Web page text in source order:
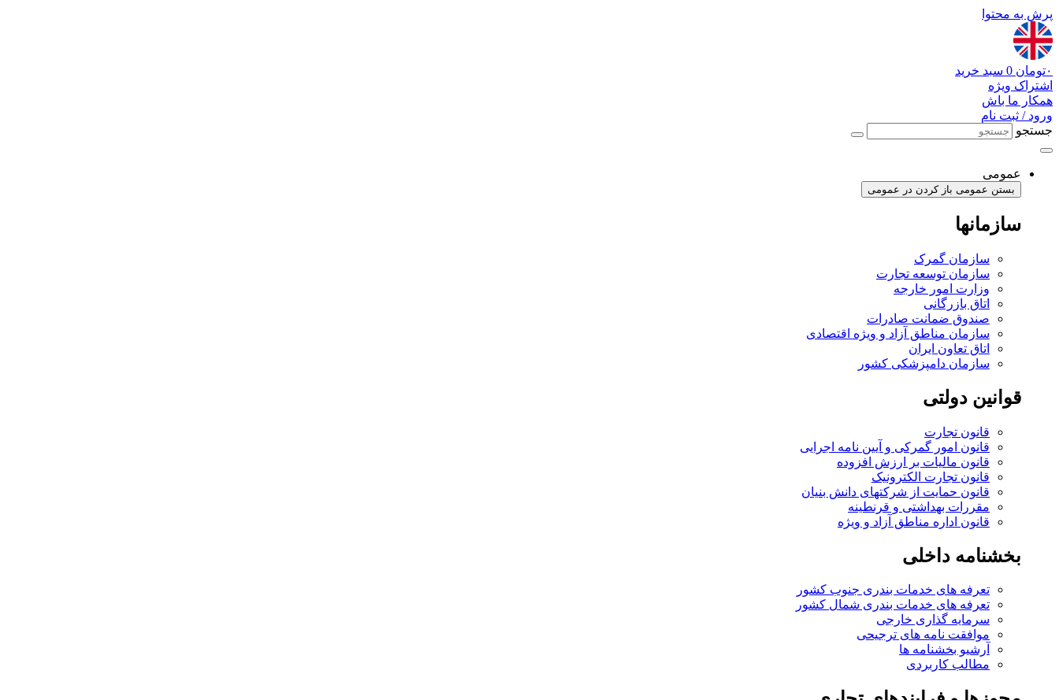
پرش به محتوا
۰تومان 0 سبد خرید
اشتراک ویژه
همکار ما باش
ورود / ثبت نام
جستجو
عمومی
بستن عمومی باز کردن در عمومی
سازمانها
سازمان گمرک
سازمان توسعه تجارت
وزارت امور خارجه
اتاق بازرگانی
صندوق ضمانت صادرات
سازمان مناطق آزاد و ویژه اقتصادی
اتاق تعاون ایران
سازمان دامپزشکی کشور
قوانین دولتی
قانون تجارت
قانون امور گمرکی و آیین نامه اجرایی
قانون مالیات بر ارزش افزوده
قانون تجارت الکترونیک
قانون حمایت از شرکتهای دانش بنیان
مقررات بهداشتی و قرنطینه
قانون اداره مناطق آزاد و ویژه
بخشنامه داخلی
تعرفه های خدمات بندری جنوب کشور
تعرفه های خدمات بندری شمال کشور
سرمایه گذاری خارجی
موافقت نامه های ترجیحی
آرشیو بخشنامه ها
مطالب کاربردی